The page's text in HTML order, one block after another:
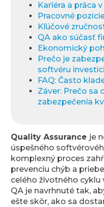
Kariéra a práca
Pracovné
Kľúčové
QA ako súčasť
Ekonomický
Prečo je
softvéru
FAQ: Často
Záver: Prečo sa
zabezpečenia
Quality Assurance je
úspešného
komplexný proces
prevenciu chýb a
celého životného
QA je navrhnuté tak,
ešte skôr, ako sa